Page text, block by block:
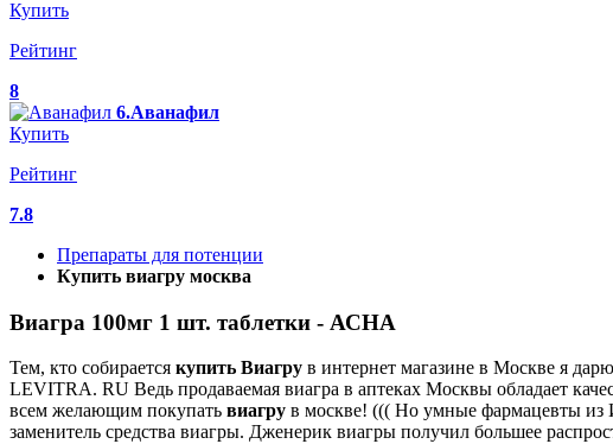
Купить
Рейтинг
8
6.Аванафил
Купить
Рейтинг
7.8
Препараты для потенции
Купить виагру москва
Виагра 100мг 1 шт. таблетки - АСНА
Тем, кто собирается купить Виагру в интернет магазине в Москве я
LEVITRA. RU Ведь продаваемая виагра в аптеках Москвы обладает
всем желающим покупать виагру в москве! ((( Но умные фармацевты из
заменитель средства виагры. Дженерик виагры получил большее